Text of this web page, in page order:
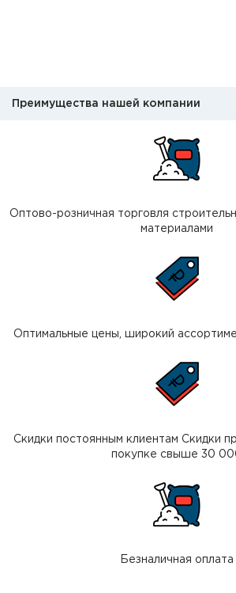
Преимущества нашей компании
Оптово-розничная торговля
материалами
Оптимальные цены, широкий
Скидки постоянным клиентам Скидки
покупке свыше 30
Безналичная оплата